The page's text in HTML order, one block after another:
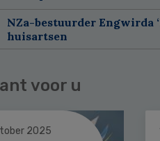
NZa-bestuurder Engwirda
huisartsen
voor u
2025